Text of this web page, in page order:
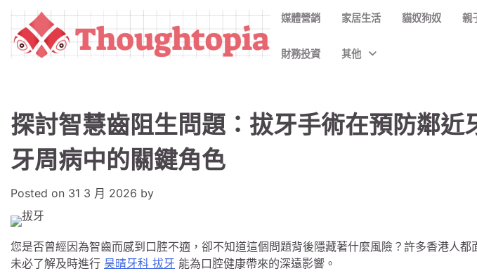
content
媒體營銷 家居生活 貓奴狗奴 親
財務投資 其他
探討智慧齒阻生問題：拔牙手術在預防鄰近
牙周病中的關鍵角色
Posted on 31 3 月 2026 by
您是否曾經因為智齒而感到口腔不適，卻不知道這個問題背後隱藏著什麼風險？許多香港人都
未必了解及時進行 昊晴牙科 拔牙 能為口腔健康帶來的深遠影響。